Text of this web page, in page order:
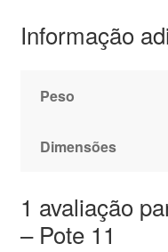
Informação
Peso
Dimensões
1 avaliação
– Pote 11